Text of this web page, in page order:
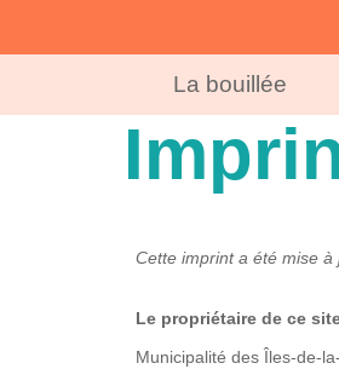
La bouillée
Cette imprint a été mise à
Le propriétaire de ce
Municipalité des Îles-de-